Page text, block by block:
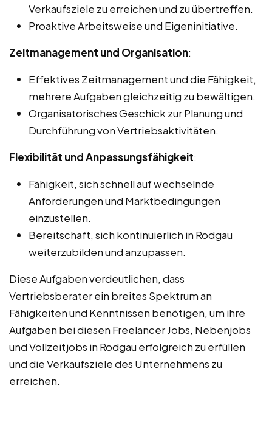
Verkaufsziele zu erreichen und zu übertreffen.
Proaktive Arbeitsweise und Eigeninitiative.
Zeitmanagement und Organisation:
Effektives Zeitmanagement und die Fähigkeit,
mehrere Aufgaben gleichzeitig zu bewältigen.
Organisatorisches Geschick zur Planung und
Durchführung von Vertriebsaktivitäten.
Flexibilität und Anpassungsfähigkeit:
Fähigkeit, sich schnell auf wechselnde
Anforderungen und Marktbedingungen
einzustellen.
Bereitschaft, sich kontinuierlich in Rodgau
weiterzubilden und anzupassen.
Diese Aufgaben verdeutlichen, dass
Vertriebsberater ein breites Spektrum an
Fähigkeiten und Kenntnissen benötigen, um ihre
Aufgaben bei diesen Freelancer Jobs, Nebenjobs
und Vollzeitjobs in Rodgau erfolgreich zu erfüllen
und die Verkaufsziele des Unternehmens zu
erreichen.